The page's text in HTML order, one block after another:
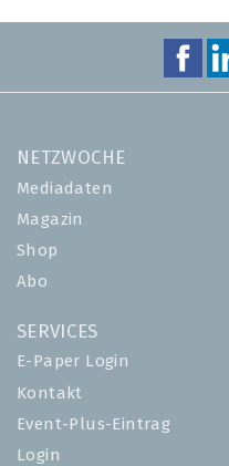
NETZWOCHE
Mediadaten
Magazin
Shop
Abo
SERVICES
E-Paper Login
Kontakt
Event-Plus-Eintrag
Login